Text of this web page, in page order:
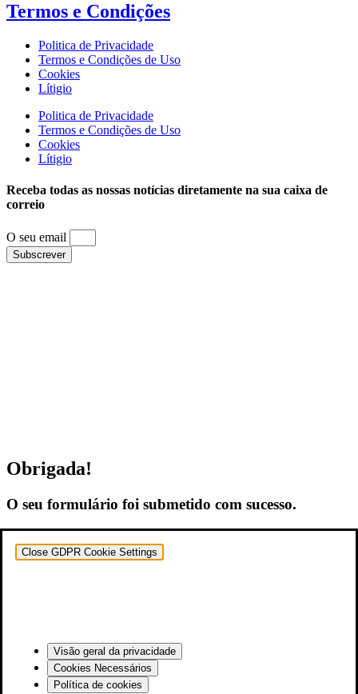
Termos e Condições
Politica de Privacidade
Termos e Condições de Uso
Cookies
Lítigio
Politica de Privacidade
Termos e Condições de Uso
Cookies
Lítigio
Receba todas as nossas notícias diretamente na sua caixa de
correio
O seu email
Subscrever
Obrigada!
O seu formulário foi submetido com sucesso.
Close GDPR Cookie Settings
Visão geral da privacidade
Cookies Necessários
Política de cookies